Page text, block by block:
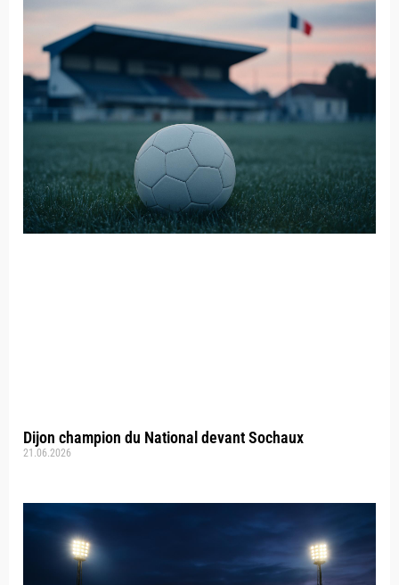
Dijon champion du National devant Sochaux
21.06.2026